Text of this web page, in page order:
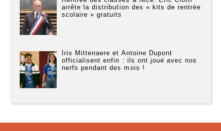
arrête la distribution des « kits de rentrée
scolaire » gratuits
Iris Mittenaere et Antoine Dupont
officialisent enfin : ils ont joué avec nos
nerfs pendant des mois !